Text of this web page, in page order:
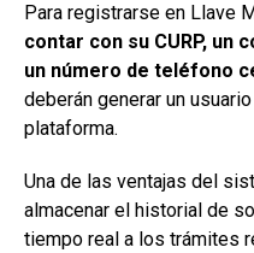
Para registrarse en Llave
contar con su CURP,
un número de teléfono
deberán generar un
plataforma.
Una de las ventajas del
almacenar el historial de
tiempo real a los trámites